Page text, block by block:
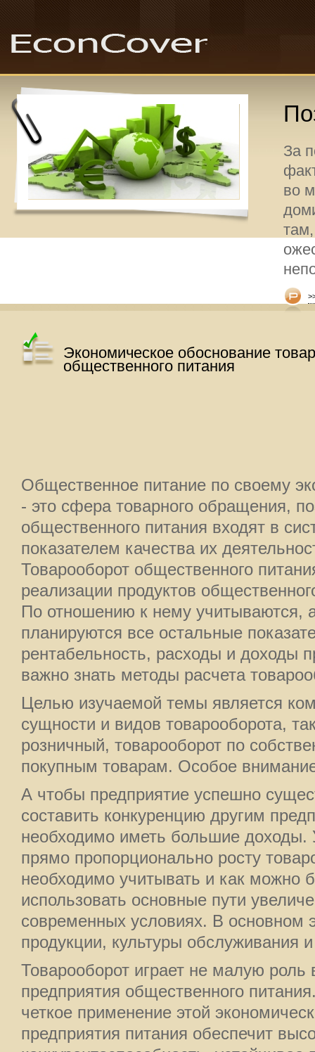
За
во
Экономическое обоснование
общественного питания
Общественное питание по своему
- это сфера товарного обращения,
общественного питания входят в
показателем качества их
Товарооборот общественного
реализации продуктов
По отношению к нему учитываются,
планируются все остальные
рентабельность, расходы и доходы
важно знать методы расчета
Целью изучаемой темы является
сущности и видов товарооборота,
розничный, товарооборот по
покупным товарам. Особое
А чтобы предприятие успешно
составить конкуренцию другим
необходимо иметь большие доходы.
прямо пропорционально росту
необходимо учитывать и как можно
использовать основные пути
современных условиях. В основном
продукции, культуры обслуживания
Товарооборот играет не малую роль
предприятия общественного
четкое применение этой
предприятия питания обеспечит